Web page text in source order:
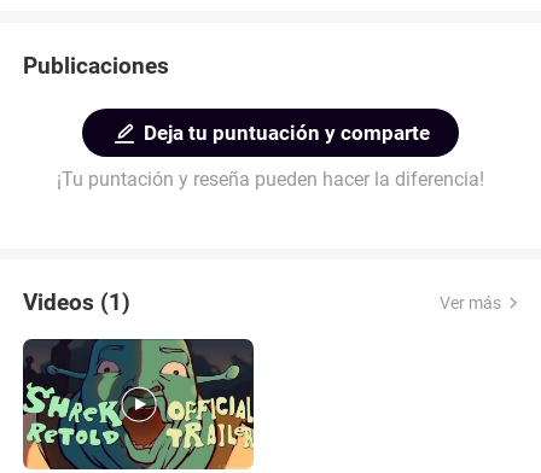
Publicaciones
Deja tu puntuación y comparte
¡Tu puntación y reseña pueden hacer la diferencia!
Videos (1) Ver más